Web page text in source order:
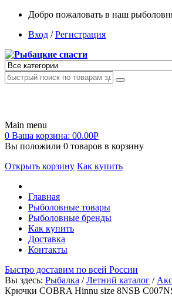
Добро пожаловать в наш
Вход /Регистрация
Main menu
0 Ваша корзина: 00.00Р
Вы положили 0 товаров в корзину
Открыть корзину Как купить
Главная
Рыболовные товары
Рыболовные бренды
Как купить
Доставка
Контакты
Быстро доставим по всей России
Вы здесь: Рыбалка /Летний каталог /
Крючки COBRA Hinnu size 8NSB